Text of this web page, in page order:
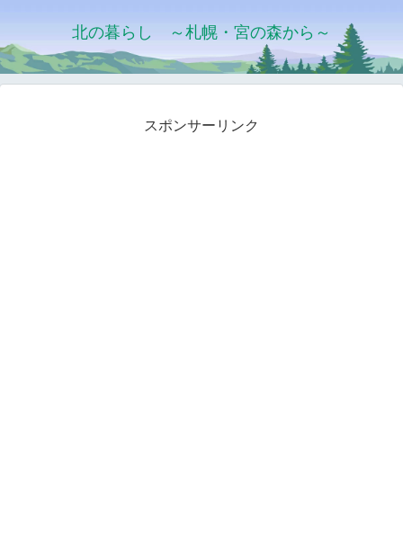
北の暮らし ～札幌・宮の森から～
スポンサーリンク